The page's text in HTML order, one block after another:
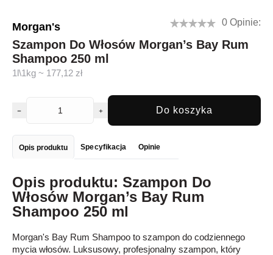
Morgan's 0 Opinie:
Szampon Do Włosów Morgan’s Bay Rum
Shampoo 250 ml
1l\1kg ~ 177,12 zł
Do koszyka
Opis produktu Specyfikacja Opinie
Opis produktu: Szampon Do
Włosów Morgan’s Bay Rum
Shampoo 250 ml
Morgan's Bay Rum Shampoo to szampon do codziennego
mycia włosów. Luksusowy, profesjonalny szampon, który